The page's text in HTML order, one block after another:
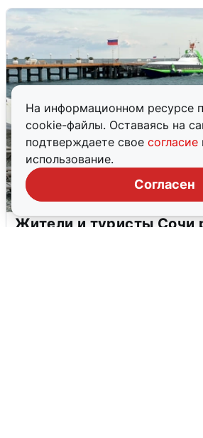
На информационном ресурсе
cookie-файлы. Оставаясь на
подтверждаете свое согласие
использование.
Согласен
Жители и туристы Сочи